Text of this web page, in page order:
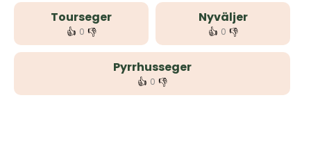
Tourseger
👍 0 👎
Nyväljer
👍 0 👎
Pyrrhusseger
👍 0 👎